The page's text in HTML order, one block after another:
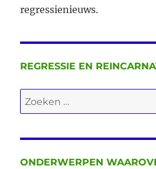
regressienieuws.
REGRESSIE EN
Zoeken
naar:
ONDERWERPEN